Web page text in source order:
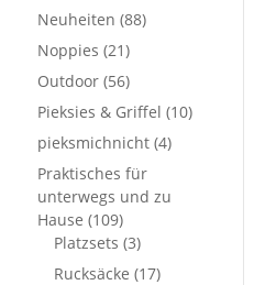
Neuheiten (88)
Noppies (21)
Outdoor (56)
Pieksies & Griffel (10)
pieksmichnicht (4)
Praktisches für
unterwegs und zu
Hause (109)
Platzsets (3)
Rucksäcke (17)